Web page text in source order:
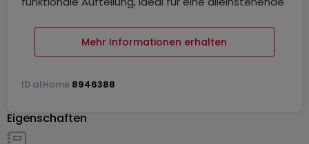
Beschreibung der Immobilie:
Getrenntes WC
Mehr Informationen erhalten
ID atHome 8946388
Eigenschaften